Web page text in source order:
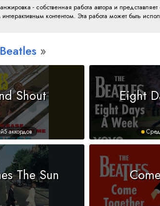
- собственная работа автора и
контентом. Эта работа может быть
Shout
5 аккордов
Eight
The Sun